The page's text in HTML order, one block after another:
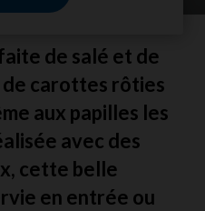
de salé et de
carottes rôties
aux papilles les
avec des
cette belle
en entrée ou